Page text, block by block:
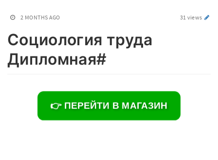
2 MONTHS AGO 31 views
Социология труда
Дипломная#
👉 ПЕРЕЙТИ В МАГАЗИН